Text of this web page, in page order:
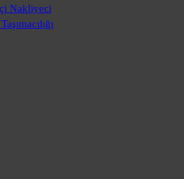
Nakliyeci